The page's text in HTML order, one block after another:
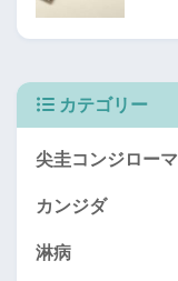
カテゴリー
尖圭コンジローマ
カンジダ
淋病